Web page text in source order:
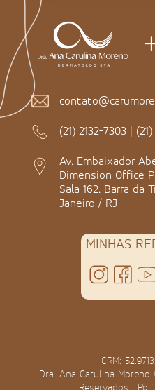
(21) 2132-7303 |
Av. Embaixador
Dimension Office
Sala 162. Barra da
Janeiro / RJ
MINHAS
CRM:
Dra. Ana Carulina